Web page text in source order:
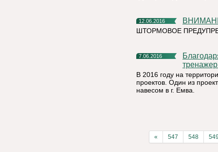
12.06.2016
ШТОРМОВОЕ
7.06.2016
Благодаря малому проекту в Емве появится уличный
В 2016 году на
проектов. Один из
навесом в г. Емва.
« 547 548